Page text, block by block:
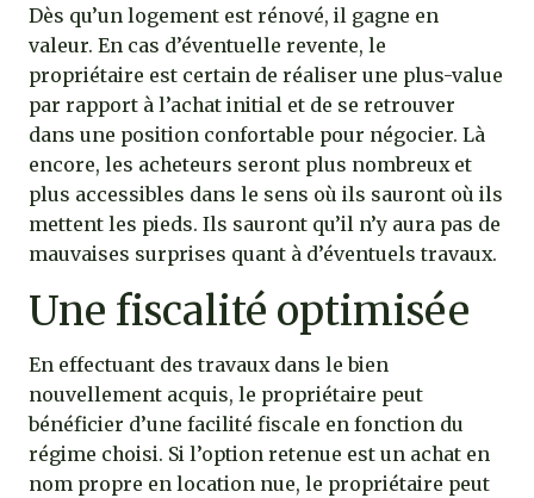
Dès qu’un logement est rénové, il gagne en
valeur. En cas d’éventuelle revente, le
propriétaire est certain de réaliser une plus-value
par rapport à l’achat initial et de se retrouver
dans une position confortable pour négocier. Là
encore, les acheteurs seront plus nombreux et
plus accessibles dans le sens où ils sauront où ils
mettent les pieds. Ils sauront qu’il n’y aura pas de
mauvaises surprises quant à d’éventuels travaux.
Une fiscalité optimisée
En effectuant des travaux dans le bien
nouvellement acquis, le propriétaire peut
bénéficier d’une facilité fiscale en fonction du
régime choisi. Si l’option retenue est un achat en
nom propre en location nue, le propriétaire peut